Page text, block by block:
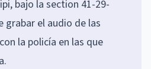
bajo la section 41-29-
grabar el audio de las
la policía en las que